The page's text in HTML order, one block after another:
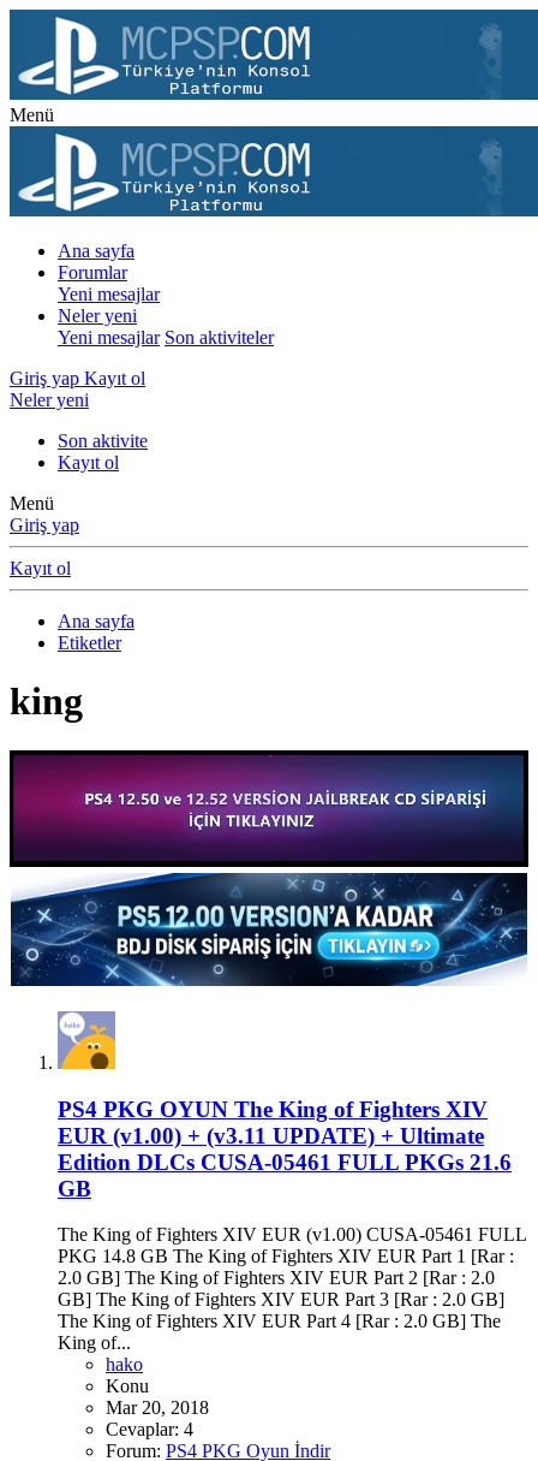
Menü
Ana sayfa
Forumlar
Yeni mesajlar
Neler yeni
Yeni mesajlar Son aktiviteler
Giriş yap Kayıt ol
Neler yeni
Son aktivite
Kayıt ol
Menü
Giriş yap
Kayıt ol
Ana sayfa
Etiketler
king
PS4 PKG OYUN The King of Fighters XIV
EUR (v1.00) + (v3.11 UPDATE) + Ultimate
Edition DLCs CUSA-05461 FULL PKGs 21.6
GB
The King of Fighters XIV EUR (v1.00) CUSA-05461 FULL
PKG 14.8 GB The King of Fighters XIV EUR Part 1 [Rar :
2.0 GB] The King of Fighters XIV EUR Part 2 [Rar : 2.0
GB] The King of Fighters XIV EUR Part 3 [Rar : 2.0 GB]
The King of Fighters XIV EUR Part 4 [Rar : 2.0 GB] The
King of...
hako
Konu
Mar 20, 2018
Cevaplar: 4
Forum: PS4 PKG Oyun İndir